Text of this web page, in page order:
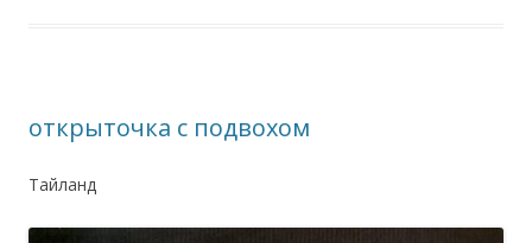
открыточка с подвохом
Тайланд